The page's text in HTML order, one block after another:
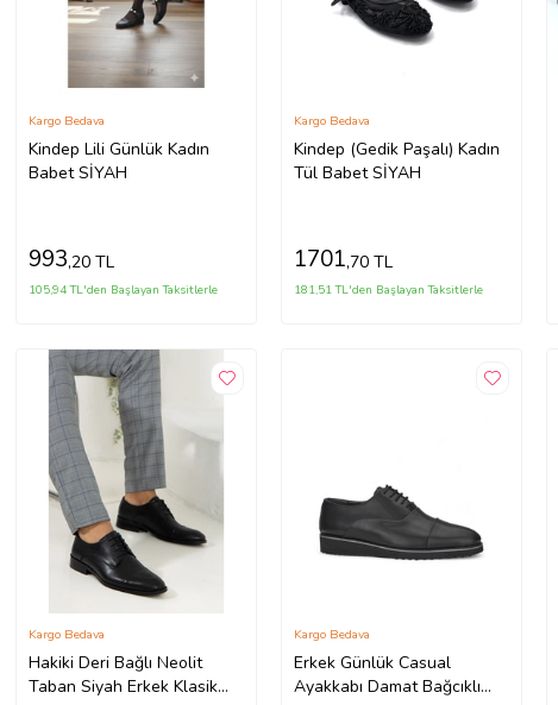
Kindep Lili Günlük Kadın
Babet SİYAH
Kargo Bedava
993,20 TL
105,94 TL'den Başlayan Taksitlerle
Kindep (Gedik Paşalı) Kadın
Tül Babet SİYAH
Kargo Bedava
1701,70 TL
181,51 TL'den Başlayan Taksitlerle
Hakiki Deri Bağlı Neolit
Taban Siyah Erkek Klasik
Kargo Bedava
Erkek Günlük Casual
Ayakkabı Damat Bağcıklı
Kargo Bedava